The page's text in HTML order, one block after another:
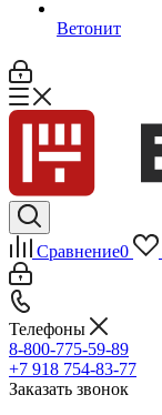
Ветонит
Сравнение0
Телефоны
8-800-775-59-89
+7 918 754-83-77
Заказать звонок